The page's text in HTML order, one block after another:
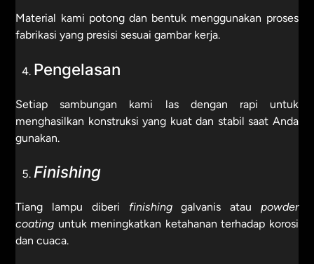
Material kami potong dan bentuk menggunakan proses
fabrikasi yang presisi sesuai gambar kerja.
Pengelasan
Setiap sambungan kami las dengan rapi untuk
menghasilkan konstruksi yang kuat dan stabil saat Anda
gunakan.
Finishing
Tiang lampu diberi finishinggalvanis atau powder
coating untuk meningkatkan ketahanan terhadap korosi
dan cuaca.